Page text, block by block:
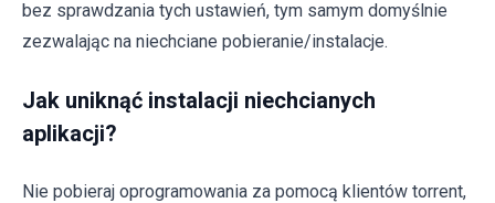
bez sprawdzania tych ustawień, tym samym domyślnie
zezwalając na niechciane pobieranie/instalacje.
Jak uniknąć instalacji niechcianych
aplikacji?
Nie pobieraj oprogramowania za pomocą klientów torrent,